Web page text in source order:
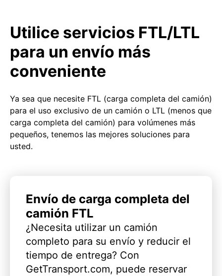
Utilice servicios FTL/LTL
para un envío más
conveniente
Ya sea que necesite FTL (carga completa del camión)
para el uso exclusivo de un camión o LTL (menos que
carga completa del camión) para volúmenes más
pequeños, tenemos las mejores soluciones para
usted.
Envío de carga completa del
camión FTL
¿Necesita utilizar un camión
completo para su envío y reducir el
tiempo de entrega? Con
GetTransport.com, puede reservar